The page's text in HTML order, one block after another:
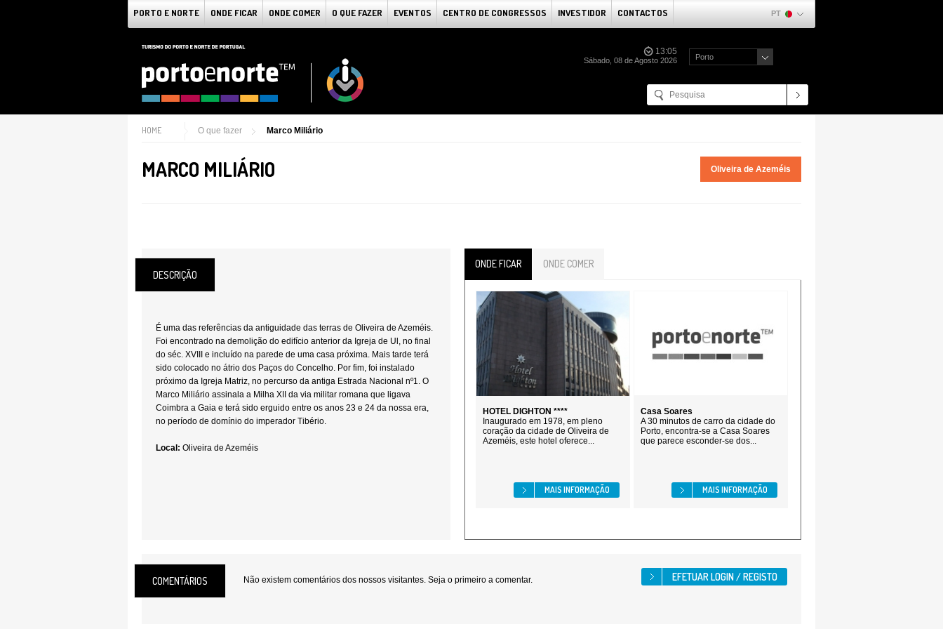
PORTO E NORTE ONDE FICAR ONDE COMER O QUE FAZER EVENTOS CENTRO DE CONGRESSOS INVESTIDOR CONTACTOS PT
13:05
Sábado, 08 de Agosto 2026 Porto
HOME O que fazer Marco Miliário
MARCO MILIÁRIO Oliveira de Azeméis
DESCRIÇÃO
É uma das referências da antiguidade das terras de Oliveira de Azeméis.
Foi encontrado na demolição do edifício anterior da Igreja de Ul, no final
do séc. XVIII e incluído na parede de uma casa próxima. Mais tarde terá
sido colocado no átrio dos Paços do Concelho. Por fim, foi instalado
próximo da Igreja Matriz, no percurso da antiga Estrada Nacional nº1. O
Marco Miliário assinala a Milha XII da via militar romana que ligava
Coimbra a Gaia e terá sido erguido entre os anos 23 e 24 da nossa era,
no período de domínio do imperador Tibério.
Local: Oliveira de Azeméis
ONDE FICAR ONDE COMER
HOTEL DIGHTON ****
Inaugurado em 1978, em pleno
coração da cidade de Oliveira de
Azeméis, este hotel oferece...
MAIS INFORMAÇÃO
Casa Soares
A 30 minutos de carro da cidade do
Porto, encontra-se a Casa Soares
que parece esconder-se dos...
MAIS INFORMAÇÃO
COMENTÁRIOS Não existem comentários dos nossos visitantes. Seja o primeiro a comentar.